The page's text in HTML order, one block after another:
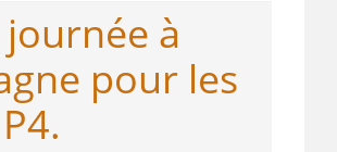
à
pour les